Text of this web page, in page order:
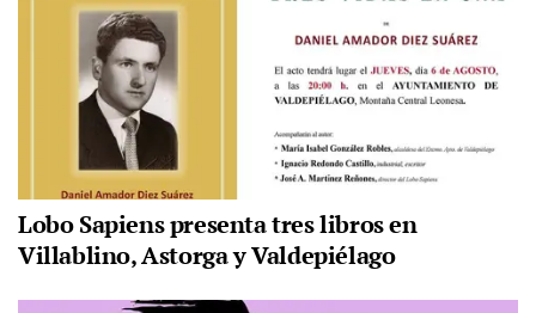
Lobo Sapiens presenta tres libros en
Villablino, Astorga y Valdepiélago